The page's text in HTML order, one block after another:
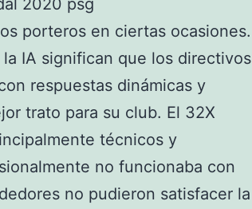
porteros en ciertas ocasiones.
IA significan que los directivos
respuestas dinámicas y
trato para su club. El 32X
técnicos y
no funcionaba con
no pudieron satisfacer la